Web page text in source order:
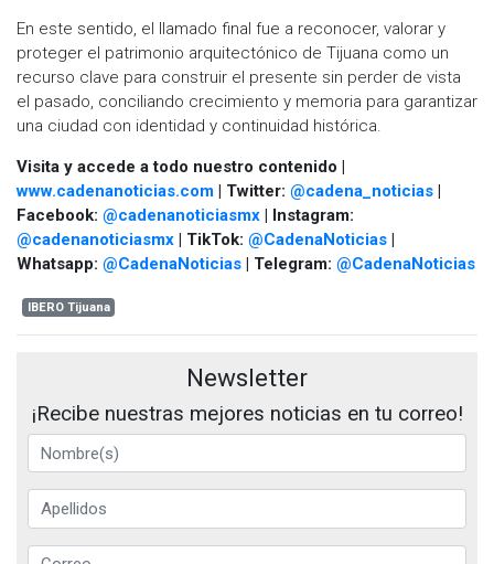
En este sentido, el llamado final fue a reconocer, valorar y
proteger el patrimonio arquitectónico de Tijuana como un
recurso clave para construir el presente sin perder de vista
el pasado, conciliando crecimiento y memoria para garantizar
una ciudad con identidad y continuidad histórica.
Visita y accede a todo nuestro contenido |
www.cadenanoticias.com | Twitter: @cadena_noticias |
Facebook: @cadenanoticiasmx | Instagram:
@cadenanoticiasmx | TikTok: @CadenaNoticias |
Whatsapp: @CadenaNoticias | Telegram: @CadenaNoticias
IBERO Tijuana
Newsletter
¡Recibe nuestras mejores noticias en tu correo!